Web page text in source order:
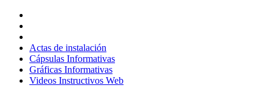
contenido
Actas de instalación
Cápsulas Informativas
Gráficas Informativas
Videos Instructivos Web